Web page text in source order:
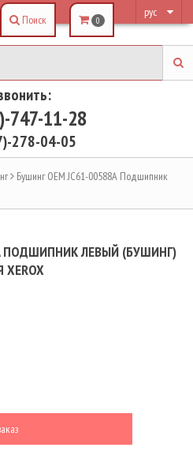
рус
747-11-28
278-04-05
Поиск 0
Бушинг OEM JC61-00588A Подшипник
ПОДШИПНИК ЛЕВЫЙ (БУШИНГ)